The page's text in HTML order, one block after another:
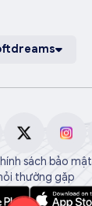
sách bảo mật
thường gặp